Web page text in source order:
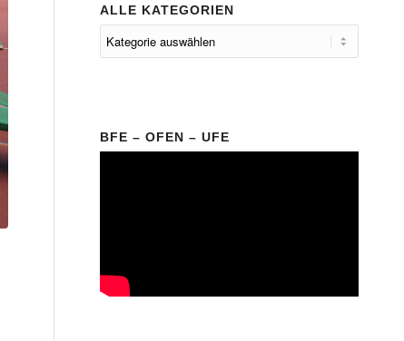
ALLE KATEGORIEN
BFE – OFEN – UFE